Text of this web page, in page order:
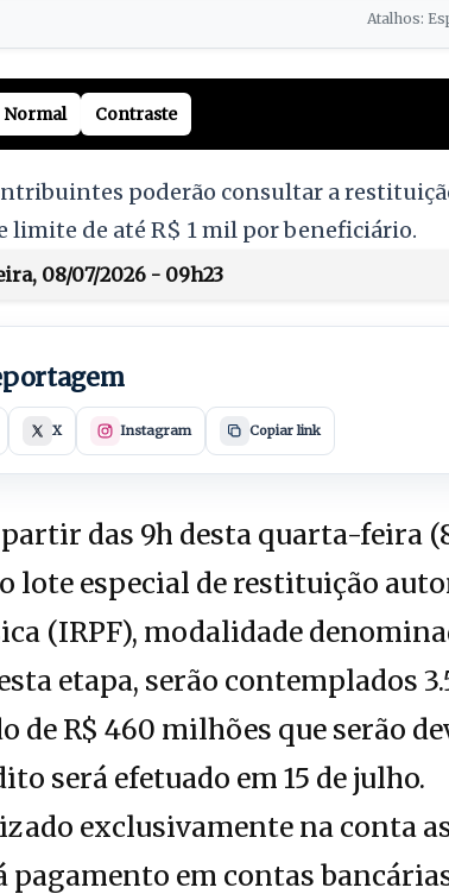
Atalhos:
Normal Contraste
poderão consultar a
limite de até R$ 1 mil por beneficiário.
08/07/2026 - 09h23
X Instagram Copiar link
das 9h desta quarta-feira
lote especial de restituição
(IRPF), modalidade
etapa, serão contemplados
R$ 460 milhões que serão
será efetuado em 15 de julho.
exclusivamente na conta
pagamento em contas